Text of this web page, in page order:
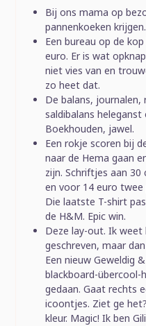
Bij ons mama op
pannenkoeken
Een bureau op de
euro. Er is wat
niet vies van en
zo heet dat.
De balans, journalen,
saldibalans heleganst
Boekhouden, jawel.
Een rokje scoren bij
naar de Hema gaan
zijn. Schriftjes aan 30
en voor 14 euro twee
Die laatste T-shirt
de H&M. Epic win.
Deze lay-out. Ik
geschreven, maar
Een nieuw Geweldig
blackboard-übercool-
gedaan. Gaat rechts
icoontjes. Ziet ge
kleur. Magic! Ik ben